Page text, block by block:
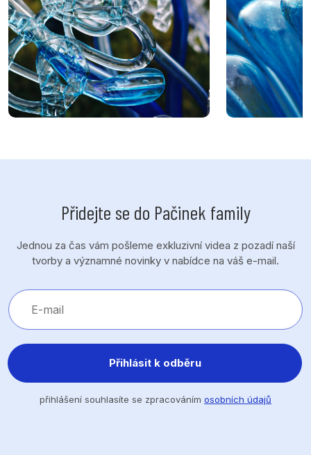
Přidejte se do Pačinek family
Jednou za čas vám pošleme exkluzivní videa z pozadí naší
tvorby a významné novinky v nabídce na váš e-mail.
Přihlásit k odběru
přihlášení souhlasíte se zpracováním osobních údajů